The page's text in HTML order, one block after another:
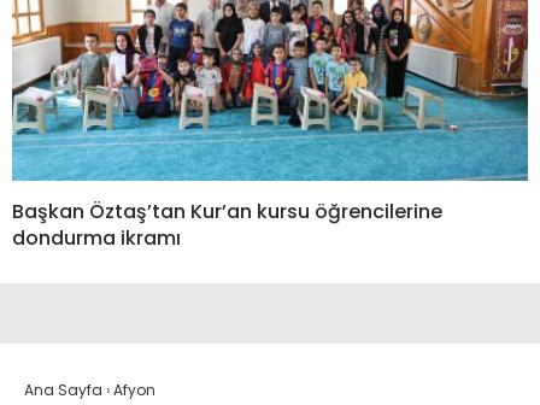
Başkan Öztaş’tan Kur’an kursu öğrencilerine
dondurma ikramı
Ana Sayfa ›Afyon